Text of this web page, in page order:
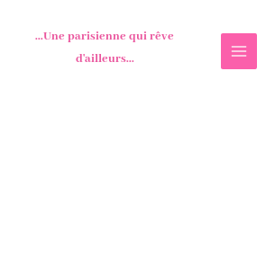
...Une parisienne qui rêve
d'ailleurs...